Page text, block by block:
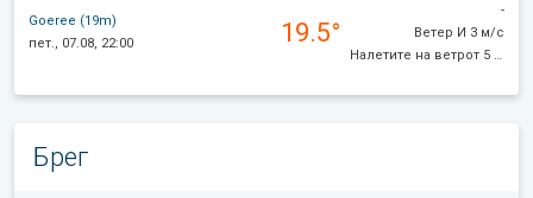
Goeree (19m)
пет., 07.08, 22:00
19.5°
-
Ветер И 3 м/с
Брег